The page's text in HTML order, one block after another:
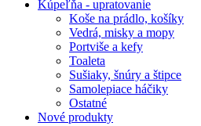
Kúpeľňa - upratovanie
Koše na prádlo, košíky
Vedrá, misky a mopy
Portviše a kefy
Toaleta
Sušiaky, šnúry a štipce
Samolepiace háčiky
Ostatné
Nové produkty